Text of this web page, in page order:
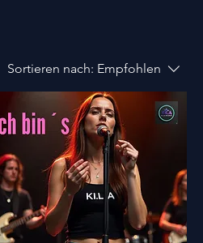
Sortieren nach: Empfohlen